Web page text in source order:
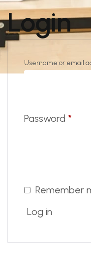
Login
Username or email
Password *
Remember
Log in